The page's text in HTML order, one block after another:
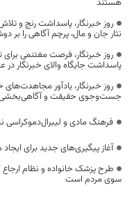
هستند
روز خبرنگار، پاسداشت رنج و
نثار جان و مال، پرچم آگاهی را
روز خبرنگار، فرصت مغتنمی
پاسداشت جایگاه والای خبرنگار
روز خبرنگار، یادآور
جست‌وجوی حقیقت و آگاهی‌بخشی
فرهنگ مادی و لیبرال‌دموکراسی
آغاز پیگیری‌های جدید برای
طرح پزشک خانواده و نظام
سوی مردم است